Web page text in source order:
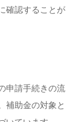
確認することが
申請手続きの流
補助金の対象と